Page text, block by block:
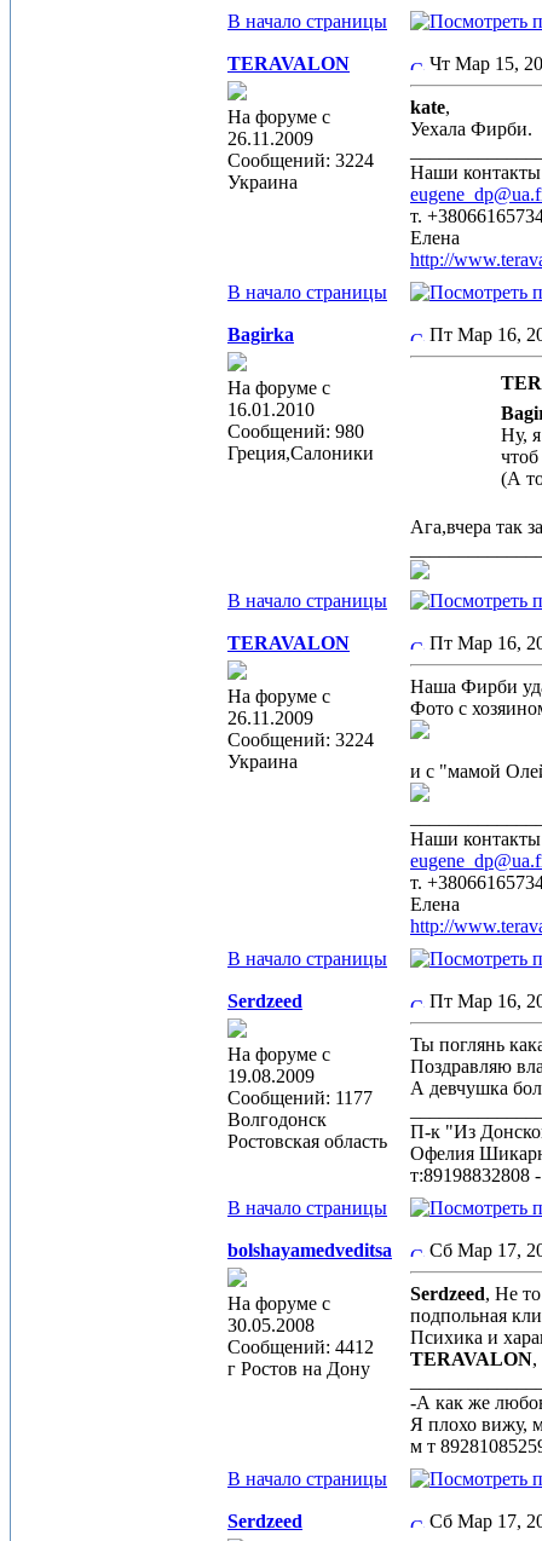
В начало страницы
TERAVALON
На форуме с
26.11.2009
Сообщений: 3224
Украина
Чт Мар 15,
kate,
Уехала Фирби.
Наши
т.
Елена
http://
В начало страницы
Bagirka
На форуме с
16.01.2010
Сообщений: 980
Греция,Салоники
Пт Мар 16,
Ну,
(А
Ага,вчера так
В начало страницы
TERAVALON
На форуме с
26.11.2009
Сообщений: 3224
Украина
Пт Мар 16,
Наша Фирби
Фото с
и с "мамой
Наши
т.
Елена
http://
В начало страницы
Serdzeed
На форуме с
19.08.2009
Сообщений: 1177
Волгодонск
Ростовская область
Пт Мар 16,
Ты поглянь
Поздравляю
А девчушка
П-к "Из
Офелия
т:89198832808
В начало страницы
bolshayamedveditsa
На форуме с
30.05.2008
Сообщений: 4412
г Ростов на Дону
Сб Мар 17,
Serdzeed, Не
подпольная
Психика и
TERAVALON,
-А как же
Я плохо вижу,
м т
В начало страницы
Serdzeed Сб Мар 17,